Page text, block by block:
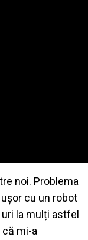
noi. Problema
cu un robot
la mulți astfel
mi-a